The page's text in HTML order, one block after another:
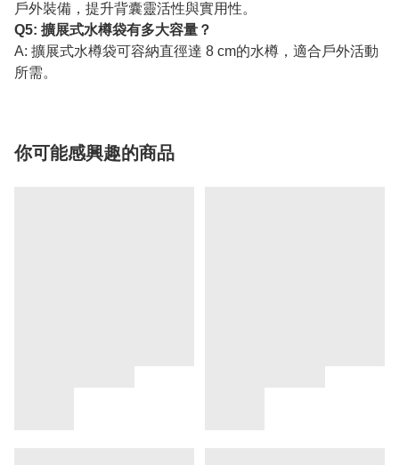
戶外裝備，提升背囊靈活性與實用性。
Q5: 擴展式水樽袋有多大容量？
A: 擴展式水樽袋可容納直徑達 8 cm的水樽，適合戶外活動
所需。
你可能感興趣的商品